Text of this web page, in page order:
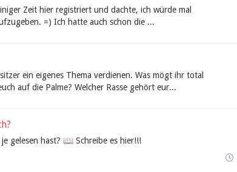
Zeit hier registriert und dachte, ich würde mal
=) Ich hatte auch schon die ...
ein eigenes Thema verdienen. Was mögt ihr total
auf die Palme? Welcher Rasse gehört eur...
gelesen hast? 📖 Schreibe es hier!!!